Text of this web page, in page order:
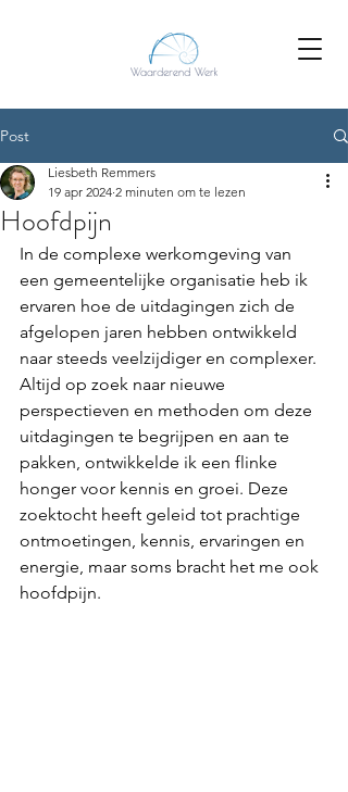
Post
Hoofdpijn
Liesbeth Remmers
19 apr 2024 2 minuten om te lezen
In de complexe werkomgeving van
een gemeentelijke organisatie heb ik
ervaren hoe de uitdagingen zich de
afgelopen jaren hebben ontwikkeld
naar steeds veelzijdiger en complexer.
Altijd op zoek naar nieuwe
perspectieven en methoden om deze
uitdagingen te begrijpen en aan te
pakken, ontwikkelde ik een flinke
honger voor kennis en groei. Deze
zoektocht heeft geleid tot prachtige
ontmoetingen, kennis, ervaringen en
energie, maar soms bracht het me ook
hoofdpijn.